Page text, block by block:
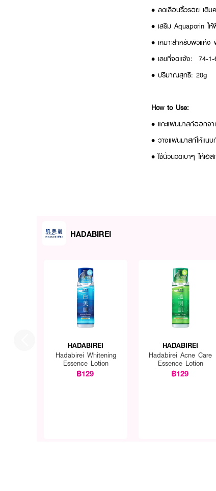
• ลดเลือนริ้วรอย เติม
• เสริม Aquaporin ใ
• เหมาะสำหรับผิวแห้
• เลขที่จดแจ้ง: 74-1-
• ปริมาณสุทธิ: 20g
How to Use:
• แกะแผ่นมาสก์ออกจ
• วางแผ่นมาสก์ให้แน
• ใช้นิ้วนวดเบาๆ ให้เอ
HADABIREI
HADABIREI
Hadabirei Whitening
Essence Lotion
฿129
HADABIREI
Hadabirei Acne Care
Essence Lotion
฿129